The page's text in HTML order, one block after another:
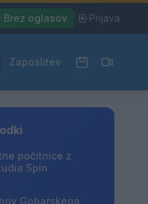
Brez oglasov Prijava
Zaposlitev
počitnice z
Spin
Gobarskega